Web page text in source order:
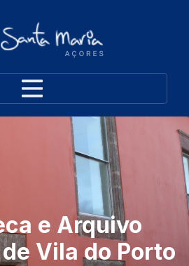
e Arquivo
Vila do Porto